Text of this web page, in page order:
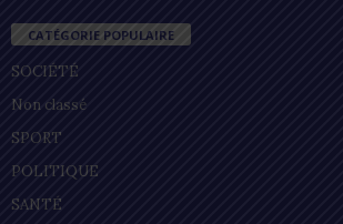
CATÉGORIE POPULAIRE
SOCIÉTÉ
Non classé
SPORT
POLITIQUE
SANTÉ